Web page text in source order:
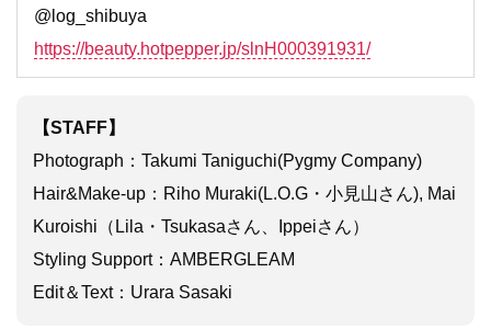
@log_shibuya
https://beauty.hotpepper.jp/slnH000391931/
【STAFF】
Photograph：Takumi Taniguchi(Pygmy Company)
Hair&Make-up：Riho Muraki(L.O.G・小見山さん), Mai
Kuroishi（Lila・Tsukasaさん、Ippeiさん）
Styling Support：AMBERGLEAM
Edit＆Text：Urara Sasaki